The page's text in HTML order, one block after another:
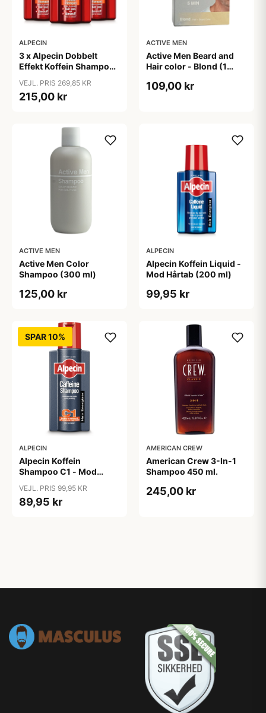
ALPECIN
3 x Alpecin Dobbelt
Effekt Koffein Shampoo
VEJL. PRIS 269,85 KR
215,00 kr
ACTIVE MEN
Active Men Beard and
Hair color - Blond (1
109,00 kr
ACTIVE MEN
Active Men Color
Shampoo (300 ml)
125,00 kr
ALPECIN
Alpecin Koffein Liquid -
Mod Hårtab (200 ml)
99,95 kr
SPAR 10%
ALPECIN
Alpecin Koffein
Shampoo C1 - Mod
VEJL. PRIS 99,95 KR
89,95 kr
AMERICAN CREW
American Crew 3-In-1
Shampoo 450 ml.
245,00 kr